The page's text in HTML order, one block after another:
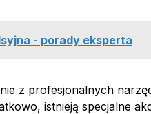
- porady eksperta
z profesjonalnych
istnieją specjalne